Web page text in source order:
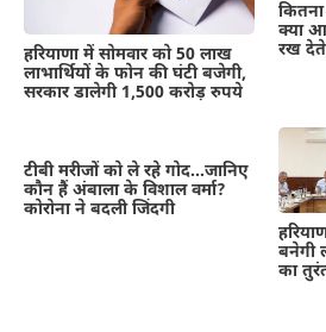
हरियाणा में सोमवार को 50 लाख
लाभार्थियों के फोन की घंटी बजेगी,
सरकार डालेगी 1,500 करोड़ रुपये
क्या
रख देते
टीबी मरीजों को ले रहे गोद…जानिए
कौन हैं अंबाला के विशाल वर्मा?
कोरोना ने बदली जिंदगी
बनेगी
का